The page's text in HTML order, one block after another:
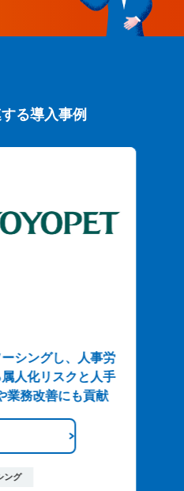
る導入事例
シングし、人事労
人化リスクと人手
務改善にも貢献
ング